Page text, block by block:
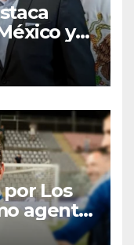
y
en
Los
agente